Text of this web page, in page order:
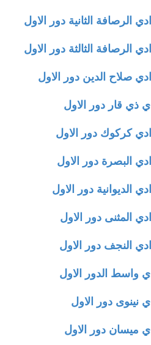
الرصافة الثانية دور الاول
الرصافة الثالثة دور الاول
صلاح الدين دور الاول
ذي قار دور الاول
كركوك دور الاول
البصرة دور الاول
الديوانية دور الاول
المثنى دور الاول
النجف دور الاول
واسط الدور الاول
نينوى دور الاول
ميسان دور الاول